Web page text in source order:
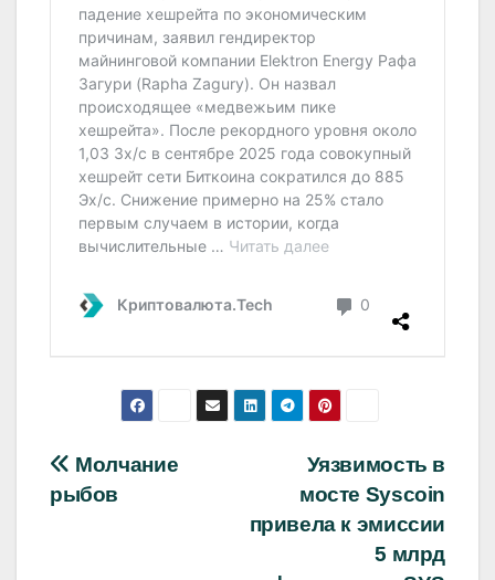
Навигация
по
Уязвимость в
мосте Syscoin
привела к эмиссии
5 млрд
Молчание
рыбов